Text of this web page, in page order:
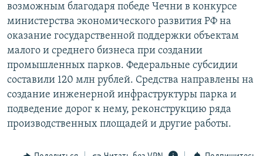
возможным благодаря победе Чечни в конкурсе
министерства экономического развития РФ на
оказание государственной поддержки объектам
малого и среднего бизнеса при создании
промышленных парков. Федеральные субсидии
составили 120 млн рублей. Средства направлены на
создание инженерной инфраструктуры парка и
подведение дорог к нему, реконструкцию ряда
производственных площадей и другие работы.